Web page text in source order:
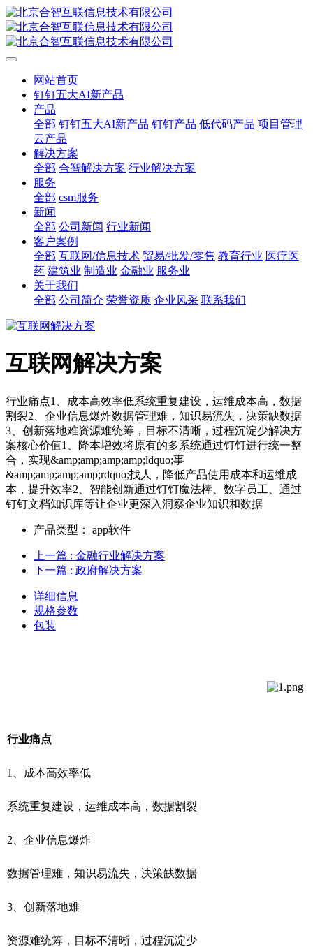
网站首页
钉钉五大AI新产品
产品
全部 钉钉五大AI新产品 钉钉产品 低代码产品 项目管理
云产品
解决方案
全部 合智解决方案 行业解决方案
服务
全部 csm服务
新闻
全部 公司新闻 行业新闻
客户案例
全部 互联网/信息技术 贸易/批发/零售 教育行业 医疗医
药 建筑业 制造业 金融业 服务业
关于我们
全部 公司简介 荣誉资质 企业风采 联系我们
互联网解决方案
行业痛点1、成本高效率低系统重复建设，运维成本高，数据
割裂2、企业信息爆炸数据管理难，知识易流失，决策缺数据
3、创新落地难资源难统筹，目标不清晰，过程沉淀少解决方
案核心价值1、降本增效将原有的多系统通过钉钉进行统一整
合，实现&amp;amp;amp;amp;ldquo;事
&amp;amp;amp;amp;rdquo;找人，降低产品使用成本和运维成
本，提升效率2、智能创新通过钉钉魔法棒、数字员工、通过
钉钉文档知识库等让企业更深入洞察企业知识和数据
产品类型： app软件
上一篇 : 金融行业解决方案
下一篇 : 政府解决方案
详细信息
规格参数
包装
行业痛点
1、成本高效率低
系统重复建设，运维成本高，数据割裂
2、企业信息爆炸
数据管理难，知识易流失，决策缺数据
3、创新落地难
资源难统筹，目标不清晰，过程沉淀少